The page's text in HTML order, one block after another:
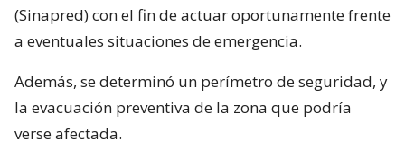
(Sinapred) con el fin de actuar oportunamente frente
a eventuales situaciones de emergencia.
Además, se determinó un perímetro de seguridad, y
la evacuación preventiva de la zona que podría
verse afectada.